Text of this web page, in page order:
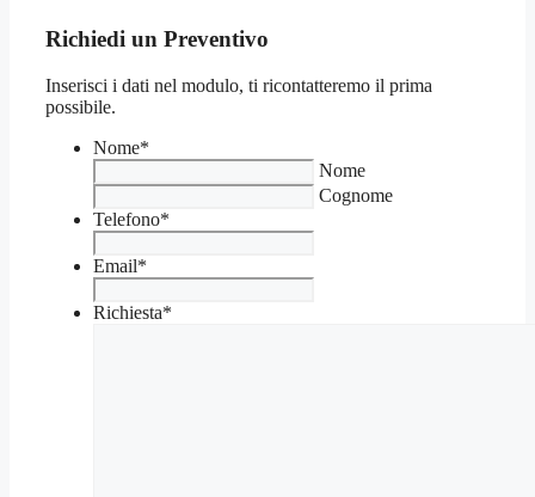
Richiedi un Preventivo
Inserisci i dati nel modulo, ti ricontatteremo il prima
possibile.
Nome*
Nome
Cognome
Telefono*
Email*
Richiesta*